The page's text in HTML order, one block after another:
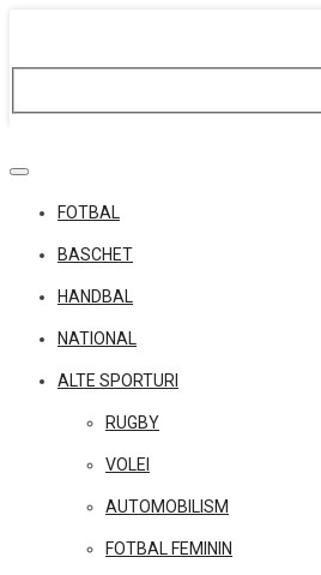
FOTBAL
BASCHET
HANDBAL
NATIONAL
ALTE SPORTURI
RUGBY
VOLEI
AUTOMOBILISM
FOTBAL FEMININ